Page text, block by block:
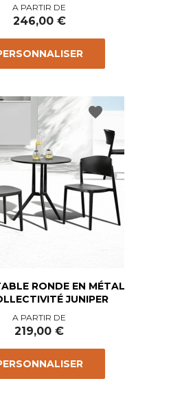
Prix
A PARTIR DE
246,00 €
RONDE EN MÉTAL
JUNIPER
Prix
A PARTIR DE
219,00 €
favorite